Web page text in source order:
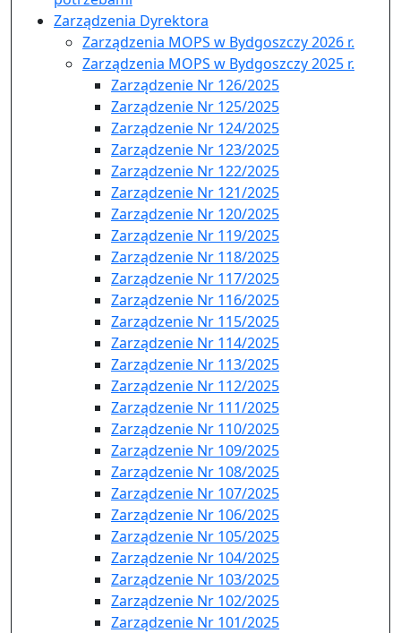
Zarządzenia Dyrektora
Zarządzenia MOPS w Bydgoszczy 2026 r.
Zarządzenia MOPS w Bydgoszczy 2025 r.
Zarządzenie Nr 126/2025
Zarządzenie Nr 125/2025
Zarządzenie Nr 124/2025
Zarządzenie Nr 123/2025
Zarządzenie Nr 122/2025
Zarządzenie Nr 121/2025
Zarządzenie Nr 120/2025
Zarządzenie Nr 119/2025
Zarządzenie Nr 118/2025
Zarządzenie Nr 117/2025
Zarządzenie Nr 116/2025
Zarządzenie Nr 115/2025
Zarządzenie Nr 114/2025
Zarządzenie Nr 113/2025
Zarządzenie Nr 112/2025
Zarządzenie Nr 111/2025
Zarządzenie Nr 110/2025
Zarządzenie Nr 109/2025
Zarządzenie Nr 108/2025
Zarządzenie Nr 107/2025
Zarządzenie Nr 106/2025
Zarządzenie Nr 105/2025
Zarządzenie Nr 104/2025
Zarządzenie Nr 103/2025
Zarządzenie Nr 102/2025
Zarządzenie Nr 101/2025